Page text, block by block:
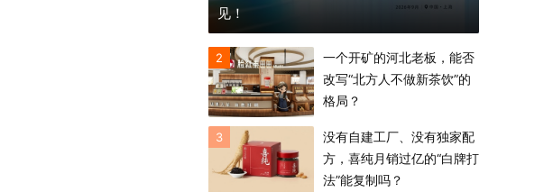
见！
2
一个开矿的河北老板，能否
改写“北方人不做新茶饮”的
格局？
3
没有自建工厂、没有独家配
方，喜纯月销过亿的“白牌打
法”能复制吗？